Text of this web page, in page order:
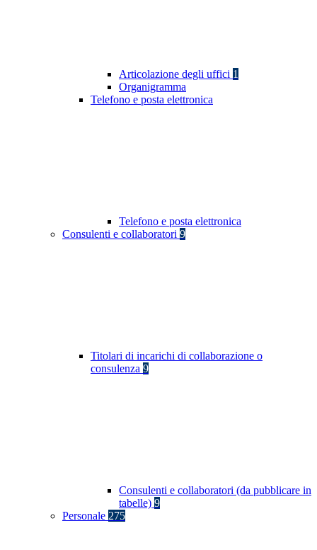
Articolazione degli uffici 1
Organigramma
Telefono e posta elettronica
Telefono e posta elettronica
Consulenti e collaboratori 9
Titolari di incarichi di collaborazione o
consulenza 9
Consulenti e collaboratori (da pubblicare in
tabelle) 9
Personale 275